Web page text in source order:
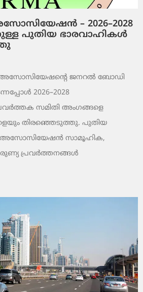
– 2026–2028
പുതിയ ഭാരവാഹികൾ
അസോസിയേഷന്റെ ജനറൽ ബോഡി
2026–2028
സമിതി അംഗങ്ങളെ
തിരഞ്ഞെടുത്തു. പുതിയ
അസോസിയേഷൻ സാമൂഹിക,
പ്രവർത്തനങ്ങൾ